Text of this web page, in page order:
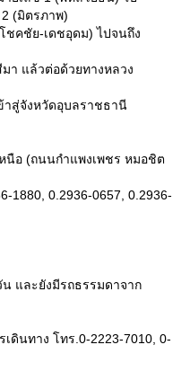
2 (มิตรภาพ)
ชคชัย-เดชอุดม) ไปจนถึง
า แล้วต่อด้วยทางหลวง
าสู่จังหวัดอุบลราชธานี
นือ (ถนนกำแพงเพชร หมอชิต
1880, 0.2936-0657, 0.2936-
และยังมีรถธรรมดาจาก
ดินทาง โทร.0-2223-7010, 0-